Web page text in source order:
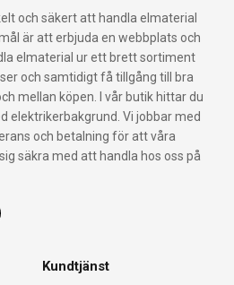
och säkert att handla elmaterial
är att erbjuda en webbplats och
elmaterial ur ett brett sortiment
och samtidigt få tillgång till bra
mellan köpen. I vår butik hittar du
elektrikerbakgrund. Vi jobbar med
och betalning för att våra
säkra med att handla hos oss på
Kundtjänst